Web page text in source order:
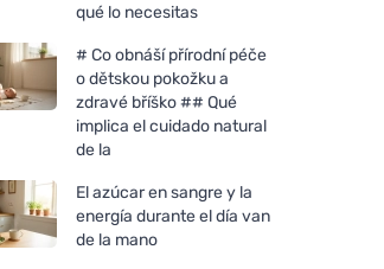
qué lo necesitas
# Co obnáší přírodní péče
o dětskou pokožku a
zdravé bříško ## Qué
implica el cuidado natural
de la
El azúcar en sangre y la
energía durante el día van
de la mano